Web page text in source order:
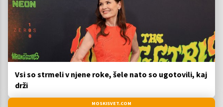
Vsi so strmeli v njene roke, šele nato so ugotovili, kaj
drži
MOSKISVET.COM